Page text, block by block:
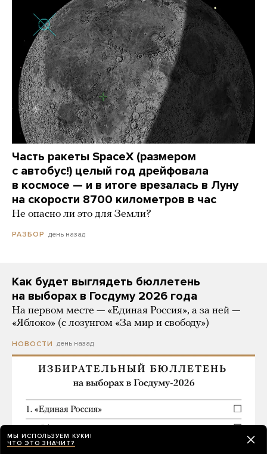
Часть ракеты SpaceX (размером
с автобус!) целый год дрейфовала
в космосе — и в итоге врезалась в Луну
на скорости 8700 километров в час
Не опасно ли это для Земли?
РАЗБОР день назад
Как будет выглядеть бюллетень
на выборах в Госдуму 2026 года
На первом месте — «Единая Россия», а за ней —
«Яблоко» (с лозунгом «За мир и свободу»)
НОВОСТИ день назад
МЫ ИСПОЛЬЗУЕМ КУКИ!
ЧТО ЭТО ЗНАЧИТ?